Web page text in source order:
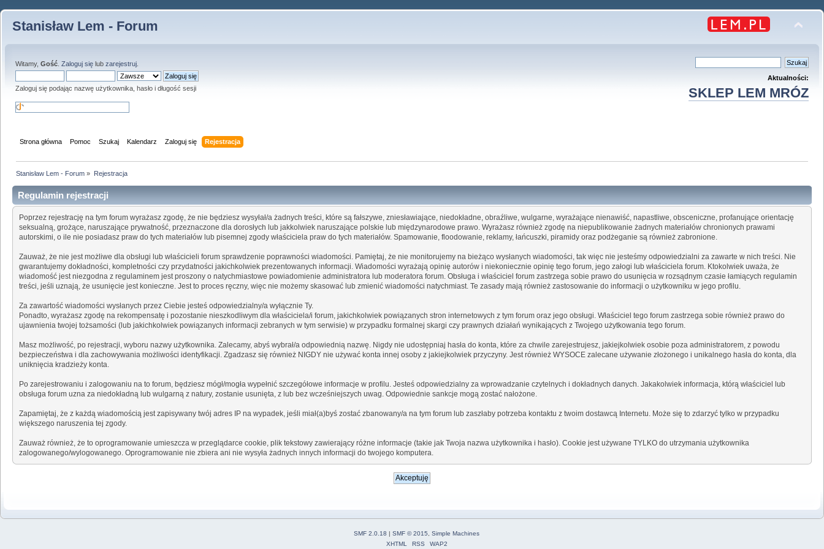
Stanisław Lem - Forum
Witamy, Gość Zaloguj się lub zarejestruj
Zaloguj się podając nazwę użytkownika, hasło i długość sesji
Aktualności:
SKLEP LEM MRÓZ
Strona główna Pomoc Szukaj Kalendarz Zaloguj się Rejestracja
Stanisław Lem - Forum » Rejestracja
Regulamin rejestracji
Poprzez rejestrację na tym forum wyrażasz zgodę, że nie będziesz wysyłał/a żadnych treści, które są fałszywe, zniesławiające, niedokładne, obraźliwe, wulgarne, wyrażające nienawiść, napastliwe, obsceniczne, profanujące orientację
seksualną, grożące, naruszające prywatność, przeznaczone dla dorosłych lub jakkolwiek naruszające polskie lub międzynarodowe prawo. Wyrażasz również zgodę na niepublikowanie żadnych materiałów chronionych prawami
autorskimi, o ile nie posiadasz praw do tych materiałów lub pisemnej zgody właściciela praw do tych materiałów. Spamowanie, floodowanie, reklamy, łańcuszki, piramidy oraz podżeganie są również zabronione.
Zauważ, że nie jest możliwe dla obsługi lub właścicieli forum sprawdzenie poprawności wiadomości. Pamiętaj, że nie monitorujemy na bieżąco wysłanych wiadomości, tak więc nie jesteśmy odpowiedzialni za zawarte w nich treści. Nie
gwarantujemy dokładności, kompletności czy przydatności jakichkolwiek prezentowanych informacji. Wiadomości wyrażają opinię autorów i niekoniecznie opinię tego forum, jego załogi lub właściciela forum. Ktokolwiek uważa, że
wiadomość jest niezgodna z regulaminem jest proszony o natychmiastowe powiadomienie administratora lub moderatora forum. Obsługa i właściciel forum zastrzega sobie prawo do usunięcia w rozsądnym czasie łamiących regulamin
treści, jeśli uznają, że usunięcie jest konieczne. Jest to proces ręczny, więc nie możemy skasować lub zmienić wiadomości natychmiast. Te zasady mają również zastosowanie do informacji o użytkowniku w jego profilu.
Za zawartość wiadomości wysłanych przez Ciebie jesteś odpowiedzialny/a wyłącznie Ty.
Ponadto, wyrażasz zgodę na rekompensatę i pozostanie nieszkodliwym dla właściciela/i forum, jakichkolwiek powiązanych stron internetowych z tym forum oraz jego obsługi. Właściciel tego forum zastrzega sobie również prawo do
ujawnienia twojej tożsamości (lub jakichkolwiek powiązanych informacji zebranych w tym serwisie) w przypadku formalnej skargi czy prawnych działań wynikających z Twojego użytkowania tego forum.
Masz możliwość, po rejestracji, wyboru nazwy użytkownika. Zalecamy, abyś wybrał/a odpowiednią nazwę. Nigdy nie udostępniaj hasła do konta, które za chwile zarejestrujesz, jakiejkolwiek osobie poza administratorem, z powodu
bezpieczeństwa i dla zachowywania możliwości identyfikacji. Zgadzasz się również NIGDY nie używać konta innej osoby z jakiejkolwiek przyczyny. Jest również WYSOCE zalecane używanie złożonego i unikalnego hasła do konta, dla
uniknięcia kradzieży konta.
Po zarejestrowaniu i zalogowaniu na to forum, będziesz mógł/mogła wypełnić szczegółowe informacje w profilu. Jesteś odpowiedzialny za wprowadzanie czytelnych i dokładnych danych. Jakakolwiek informacja, którą właściciel lub
obsługa forum uzna za niedokładną lub wulgarną z natury, zostanie usunięta, z lub bez wcześniejszych uwag. Odpowiednie sankcje mogą zostać nałożone.
Zapamiętaj, że z każdą wiadomością jest zapisywany twój adres IP na wypadek, jeśli miał(a)byś zostać zbanowany/a na tym forum lub zaszłaby potrzeba kontaktu z twoim dostawcą Internetu. Może się to zdarzyć tylko w przypadku
większego naruszenia tej zgody.
Zauważ również, że to oprogramowanie umieszcza w przeglądarce cookie, plik tekstowy zawierający różne informacje (takie jak Twoja nazwa użytkownika i hasło). Cookie jest używane TYLKO do utrzymania użytkownika
zalogowanego/wylogowanego. Oprogramowanie nie zbiera ani nie wysyła żadnych innych informacji do twojego komputera.
SMF 2.0.18 | SMF © 2015
Simple Machines
XHTML
RSS WAP2